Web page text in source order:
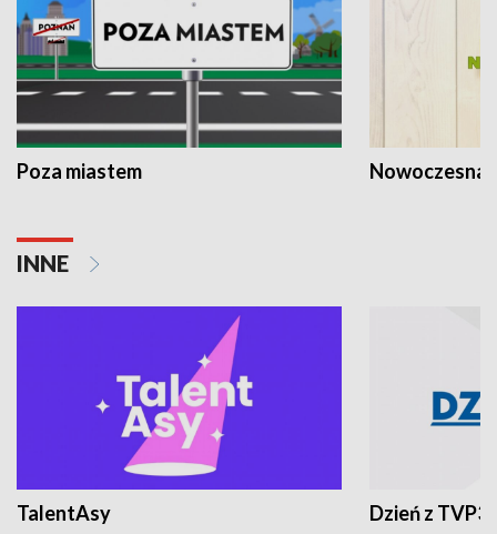
Poza miastem Nowoczesna
INNE
TalentAsy Dzień z TVP3